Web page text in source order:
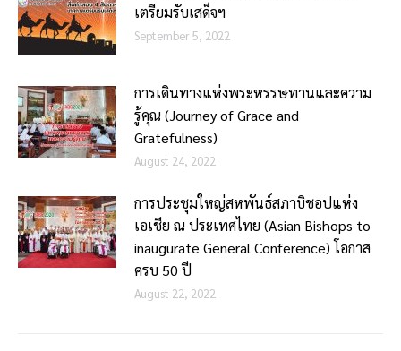
เตรียมรับเสด็จฯ
September 5, 2022
การเดินทางแห่งพระหรรษทานและความ
รู้คุณ (Journey of Grace and
Gratefulness)
August 24, 2022
การประชุมใหญ่สหพันธ์สภาบิชอปแห่ง
เอเชีย ณ ประเทศไทย (Asian Bishops to
inaugurate General Conference) โอกาส
ครบ 50 ปี
August 22, 2022